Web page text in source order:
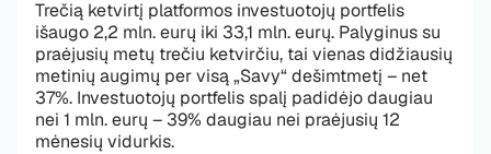
Trečią ketvirtį platformos investuotojų portfelis
išaugo 2,2 mln. eurų iki 33,1 mln. eurų. Palyginus su
praėjusių metų trečiu ketvirčiu, tai vienas didžiausių
metinių augimų per visą „Savy“ dešimtmetį – net
37%. Investuotojų portfelis spalį padidėjo daugiau
nei 1 mln. eurų – 39% daugiau nei praėjusių 12
mėnesių vidurkis.